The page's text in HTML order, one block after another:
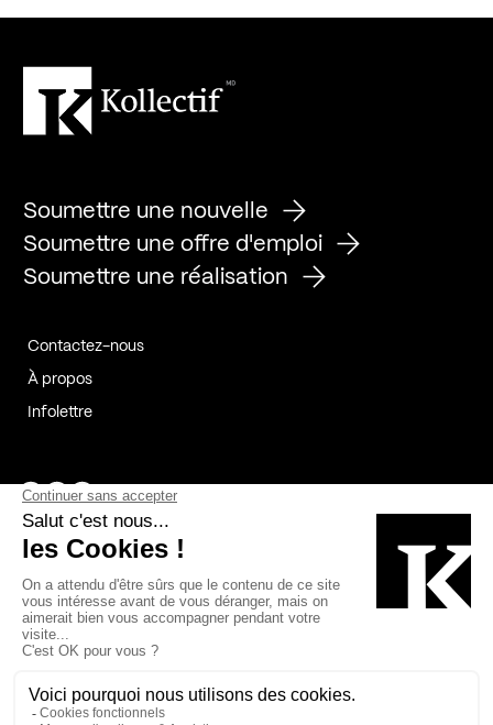
Soumettre une nouvelle
Soumettre une offre d'emploi
Soumettre une réalisation
Contactez-nous
À propos
Infolettre
Page Facebook de Kollectif
Page Instagram de Kollectif
Page Linkedin de Kollectif
Bâtiment-Durable-Québec-1
Esquisses-1
MP-1 v2com-1